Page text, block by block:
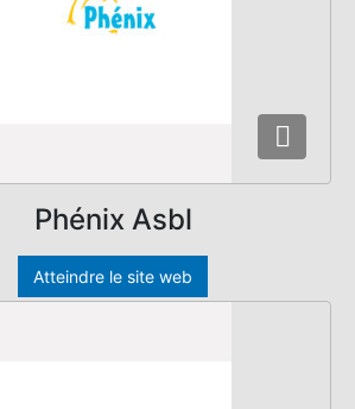
Phénix Asbl
Atteindre le site web